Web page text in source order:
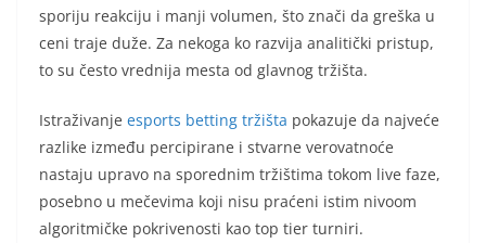
sporiju reakciju i manji volumen, što znači da greška u
ceni traje duže. Za nekoga ko razvija analitički pristup,
to su često vrednija mesta od glavnog tržišta.
Istraživanje esports betting tržišta pokazuje da najveće
razlike između percipirane i stvarne verovatnoće
nastaju upravo na sporednim tržištima tokom live faze,
posebno u mečevima koji nisu praćeni istim nivoom
algoritmičke pokrivenosti kao top tier turniri.